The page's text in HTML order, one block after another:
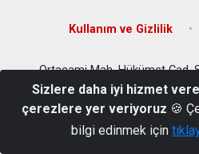
Kullanım ve Gizlilik
Ortacami Mah. Hükümet Cad.
0282 262
Sizlere daha iyi hizmet
çerezlere yer veriyoruz 🍪
bilgi edinmek için